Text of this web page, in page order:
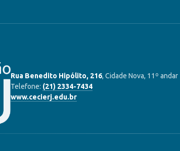
Rua Benedito Hipólito, 216, Cidade Nova, 11º andar
Telefone: (21) 2334-7434
www.cecierj.edu.br